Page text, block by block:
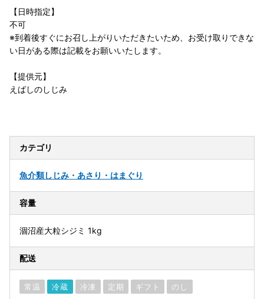
【日時指定】
不可
※到着後すぐにお召し上がりいただきたいため、お受け取りできな
い日がある際は記載をお願いいたします。
【提供元】
えばしのしじみ
カテゴリ
魚介類しじみ・あさり・はまぐり
容量
涸沼産大粒シジミ 1kg
配送
常温 冷蔵 冷凍 定期 ギフト のし